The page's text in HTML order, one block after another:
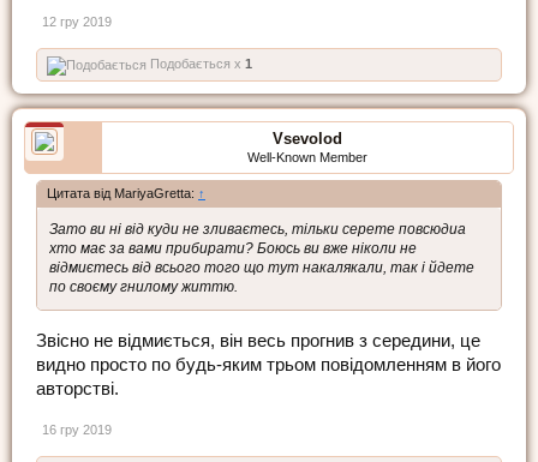
12 гру 2019
Подобається x 1
Vsevolod
Well-Known Member
Цитата від MariyaGretta: ↑
Зато ви ні від куди не зливаєтесь, тільки серете повсюдиа
хто має за вами прибирати? Боюсь ви вже ніколи не
відмиєтесь від всього того що тут накалякали, так і йдете
по своєму гнилому життю.
Звісно не відмиється, він весь прогнив з середини, це
видно просто по будь-яким трьом повідомленням в його
авторстві.
16 гру 2019